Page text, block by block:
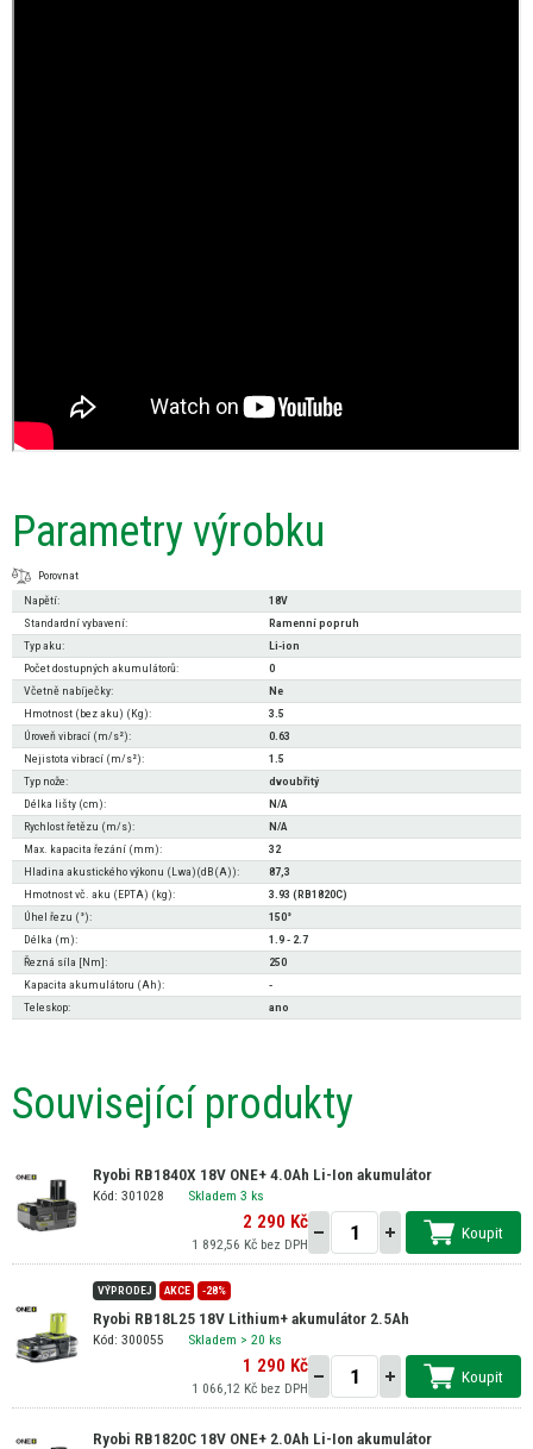
Parametry výrobku
Porovnat
Napětí:
18V
Standardní vybavení:
Ramenní popruh
Typ aku:
Li-ion
Počet dostupných akumulátorů:
0
Včetně nabíječky:
Ne
Hmotnost (bez aku) (Kg):
3.5
Úroveň vibrací (m/s²):
0.63
Nejistota vibrací (m/s²):
1.5
Typ nože:
dvoubřitý
Délka lišty (cm):
N/A
Rychlost řetězu (m/s):
N/A
Max. kapacita řezání (mm):
32
Hladina akustického výkonu (Lwa)(dB(A)):
87,3
Hmotnost vč. aku (EPTA) (kg):
3.93 (RB1820C)
Úhel řezu (°):
150°
Délka (m):
1.9 - 2.7
Řezná síla [Nm]:
250
Kapacita akumulátoru (Ah):
-
Teleskop:
ano
Související produkty
Ryobi RB1840X 18V ONE+ 4.0Ah Li-Ion akumulátor
Kód: 301028 Skladem 3 ks
2 290 Kč
1 892,56 Kč bez DPH
Koupit
VÝPRODEJ AKCE -28%
Ryobi RB18L25 18V Lithium+ akumulátor 2.5Ah
Kód: 300055 Skladem > 20 ks
1 290 Kč
1 066,12 Kč bez DPH
Koupit
Ryobi RB1820C 18V ONE+ 2.0Ah Li-Ion akumulátor